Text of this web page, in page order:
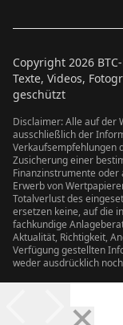
Copyright 2026
Texte, Videos,
geschützt
Disclaimer: Alle auf der
ausschließlich der
Verkaufsempfehlungen
Zusicherung einer
Finanzinstrumente
Erwerb von
Totalverlust des
ersetzen keine, auf die
fachkundige
Aktualität, Richtigkeit,
Verfügung gestellten
weder ausdrücklich